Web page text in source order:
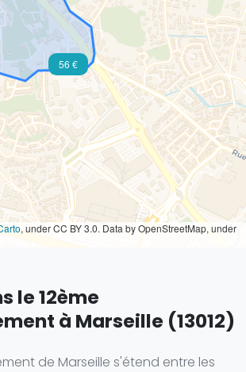
56 €
, under CC BY 3.0. Data by OpenStreetMap, under
le 12ème
à Marseille (13012)
de Marseille s'étend entre les